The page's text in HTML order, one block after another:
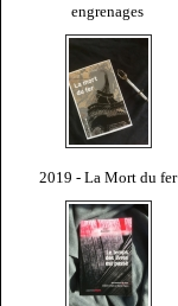
engrenages
2019 - La Mort du fer